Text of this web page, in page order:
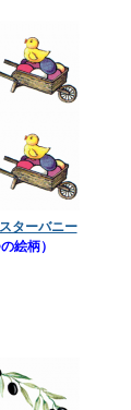
ターバニー
絵柄）